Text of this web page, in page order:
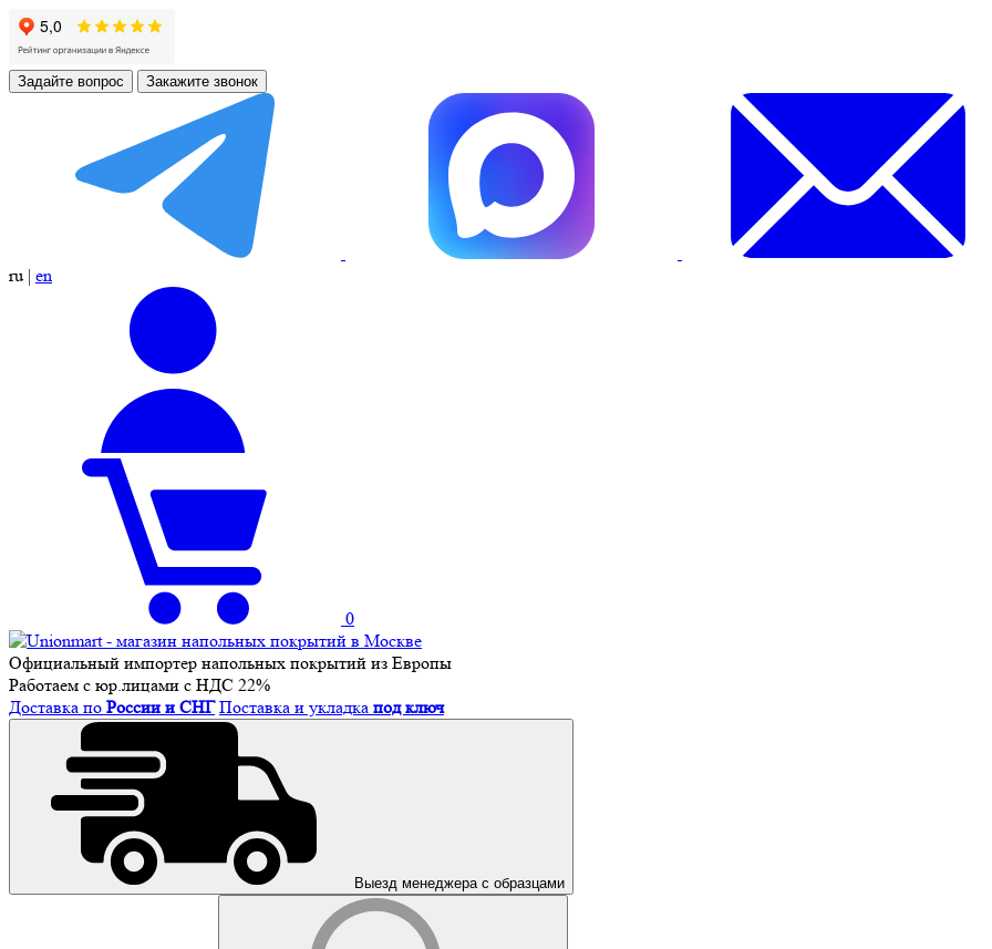
Задайте вопрос Закажите звонок
ru | en
0
Официальный импортер напольных покрытий из Европы
Работаем с юр.лицами с НДС 22%
Доставка по России и СНГ Поставка и укладка под ключ
Выезд менеджера с образцами